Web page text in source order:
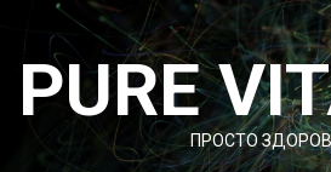
Перейти
содержимому
PURE
ПРОСТО